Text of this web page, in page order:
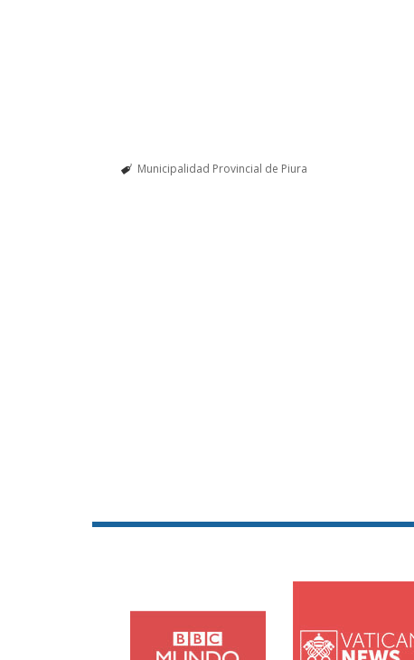
Municipalidad Provincial de Piura